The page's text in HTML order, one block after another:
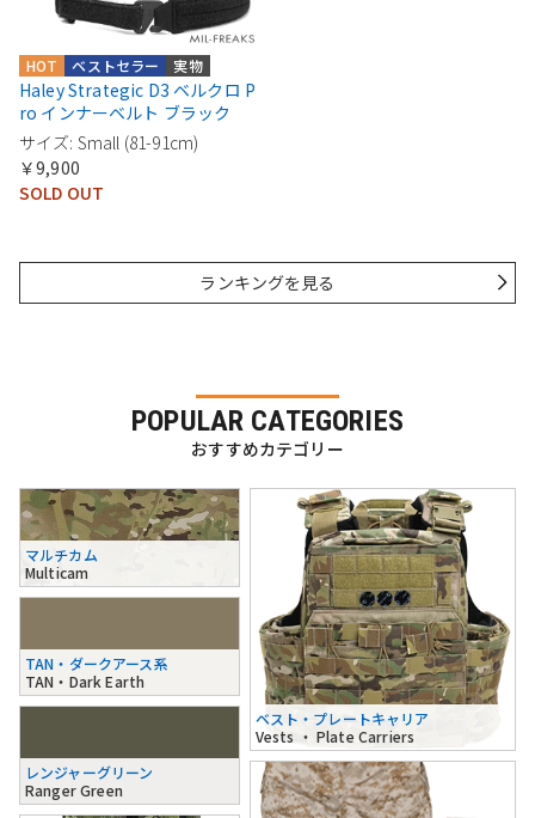
実物
ベストセラー
HOT
Haley Strategic D3 ベルクロ P
ro インナーベルト ブラック
サイズ: Small (81-91cm)
￥9,900
SOLD OUT
ランキングを見る
POPULAR CATEGORIES
おすすめカテゴリー
マルチカム
Multicam
TAN・ダークアース系
TAN・Dark Earth
レンジャーグリーン
Ranger Green
ベスト・プレートキャリア
Vests ・ Plate Carriers